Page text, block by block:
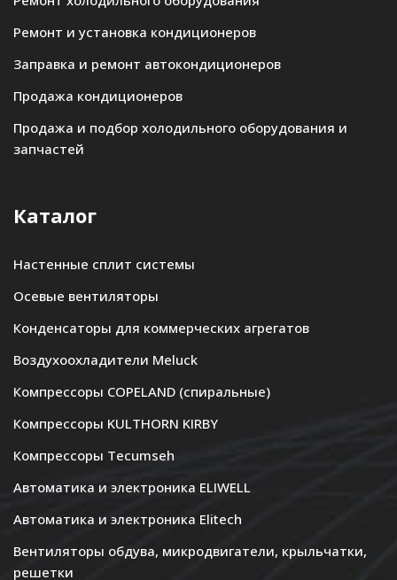
Ремонт и установка кондиционеров
Заправка и ремонт автокондиционеров
Продажа кондиционеров
Продажа и подбор холодильного оборудования и
запчастей
Каталог
Настенные сплит системы
Осевые вентиляторы
Конденсаторы для коммерческих агрегатов
Воздухоохладители Meluck
Компрессоры COPELAND (спиральные)
Компрессоры KULTHORN KIRBY
Компрессоры Tecumseh
Автоматика и электроника ELIWELL
Автоматика и электроника Elitech
Вентиляторы обдува, микродвигатели, крыльчатки,
решетки